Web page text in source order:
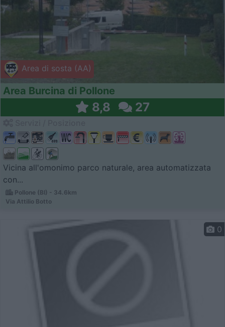
Area di sosta (AA)
Area Burcina di Pollone
8,8 27
Vicina all'omonimo parco naturale, area automatizzata
con...
Pollone (BI) - 34.6km
Via Attilio Botto
0